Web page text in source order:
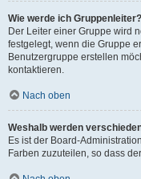
Wie werde ich Gruppenleiter?
Der Leiter einer Gruppe wird
festgelegt, wenn die Gruppe
Benutzergruppe erstellen
kontaktieren.
Nach oben
Weshalb werden
Es ist der Board-
Farben zuzuteilen, so dass